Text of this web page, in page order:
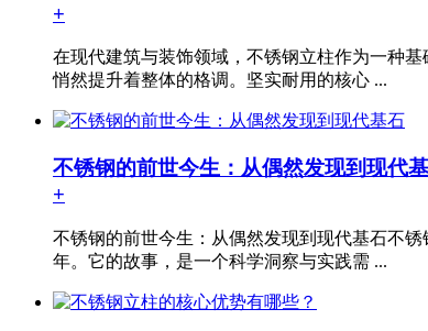
+
在现代建筑与装饰领域，不锈钢立柱作为一种
悄然提升着整体的格调。坚实耐用的核心 ...
不锈钢的前世今生：从偶然发现到现代
+
不锈钢的前世今生：从偶然发现到现代基石不
年。它的故事，是一个科学洞察与实践需 ...